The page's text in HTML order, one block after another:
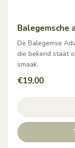
Balegemsche
De Balegemse
die bekend staat
smaak.
€19,00